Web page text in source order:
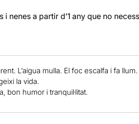
i nenes a partir d’1 any que no
L’aigua mulla. El foc escalfa i fa
la vida.
bon humor i tranquil·litat.